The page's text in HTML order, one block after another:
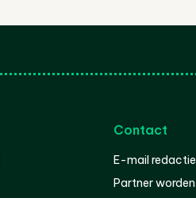
Contact
E-mail redactie
Partner worden